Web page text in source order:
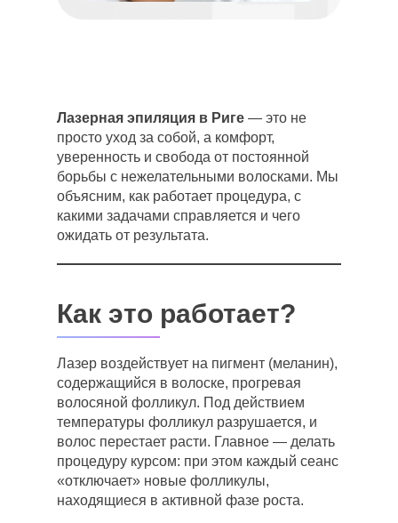
Лазерная эпиляция в Риге — это не
просто уход за собой, а комфорт,
уверенность и свобода от постоянной
борьбы с нежелательными волосками. Мы
объясним, как работает процедура, с
какими задачами справляется и чего
ожидать от результата.
Как это работает?
Лазер воздействует на пигмент (меланин),
содержащийся в волоске, прогревая
волосяной фолликул. Под действием
температуры фолликул разрушается, и
волос перестает расти. Главное — делать
процедуру курсом: при этом каждый сеанс
«отключает» новые фолликулы,
находящиеся в активной фазе роста.